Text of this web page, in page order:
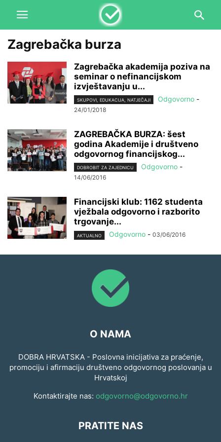
Zagrebačka burza
Zagrebačka akademija poziva na
seminar o nefinancijskom
izvještavanju u...
SKUPOVI, EDUKACIJA, NATJEČAJI Odgovorno -
24/01/2018
ZAGREBAČKA BURZA: šest
godina Akademije i društveno
odgovornog financijskog...
DOBROBIT ZA ZAJEDNICU Odgovorno -
14/06/2016
Financijski klub: 1162 studenta
vježbala odgovorno i razborito
trgovanje...
AKTUALNO Odgovorno - 03/06/2016
O NAMA
DOBRA HRVATSKA - Poslovna inicijativa za praćenje,
promociju i afirmaciju društveno odgovornog poslovanja u
Hrvatskoj
Kontaktirajte nas: odgovorno@odgovorno.hr
PRATITE NAS